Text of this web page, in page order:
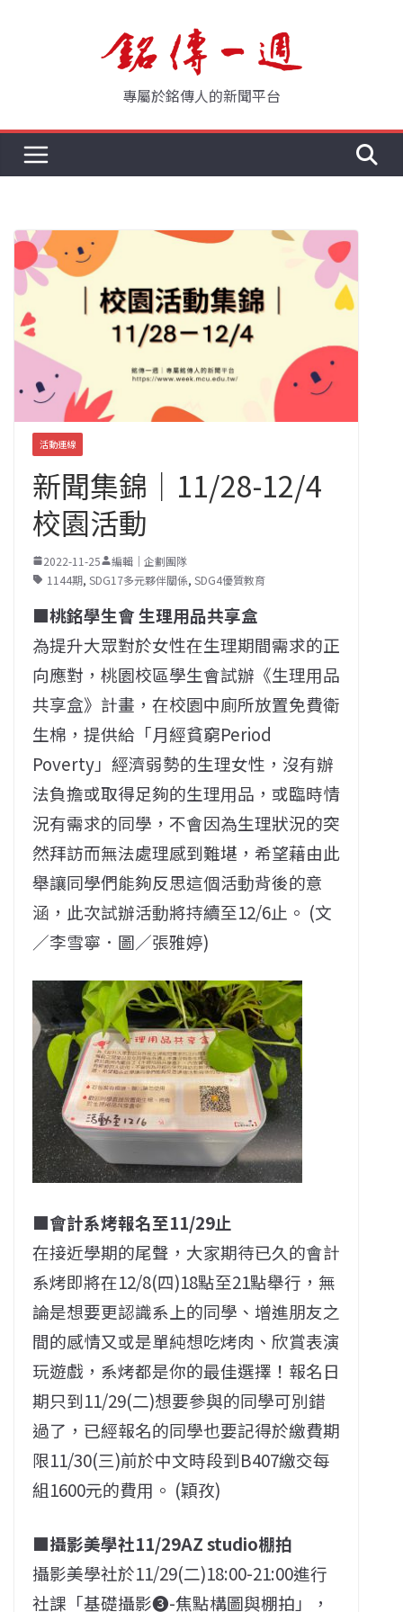
專屬於銘傳人的新聞平台
活動連線
新聞集錦｜11/28-12/4
校園活動
2022-11-25
編輯｜企劃團隊
1144期, SDG17多元夥伴關係, SDG4優質教育
■桃銘學生會 生理用品共享盒
為提升大眾對於女性在生理期間需求的正
向應對，桃園校區學生會試辦《生理用品
共享盒》計畫，在校園中廁所放置免費衛
生棉，提供給「月經貧窮Period
Poverty」經濟弱勢的生理女性，沒有辦
法負擔或取得足夠的生理用品，或臨時情
況有需求的同學，不會因為生理狀況的突
然拜訪而無法處理感到難堪，希望藉由此
舉讓同學們能夠反思這個活動背後的意
涵，此次試辦活動將持續至12/6止。 (文
／李雪寧．圖／張雅婷)
■會計系烤報名至11/29止
在接近學期的尾聲，大家期待已久的會計
系烤即將在12/8(四)18點至21點舉行，無
論是想要更認識系上的同學、增進朋友之
間的感情又或是單純想吃烤肉、欣賞表演
玩遊戲，系烤都是你的最佳選擇！報名日
期只到11/29(二)想要參與的同學可別錯
過了，已經報名的同學也要記得於繳費期
限11/30(三)前於中文時段到B407繳交每
組1600元的費用。 (穎孜)
■攝影美學社11/29AZ studio棚拍
攝影美學社於11/29(二)18:00-21:00進行
社課「基礎攝影➌-焦點構圖與棚拍」，